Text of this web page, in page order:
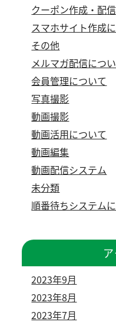
クーポン作成・配
スマホサイト作成
その他
メルマガ配信につ
会員管理について
写真撮影
動画撮影
動画活用について
動画編集
動画配信システム
未分類
順番待ちシステム
2023年9月
2023年8月
2023年7月